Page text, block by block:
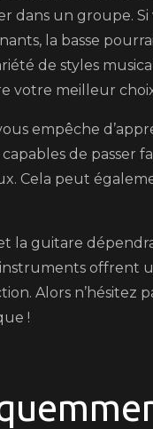
un groupe. Si
la basse
de styles
votre meilleur
empêche
de passer
Cela peut
la guitare
instruments
Alors n’hésitez
!